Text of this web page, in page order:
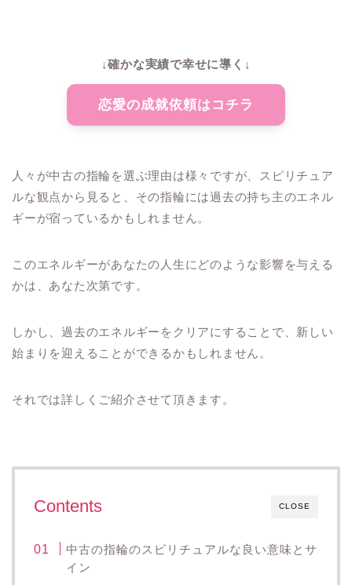
↓確かな実績で幸せに導く↓
恋愛の成就依頼はコチラ
人々が中古の指輪を選ぶ理由は様々ですが、スピリチュア
ルな観点から見ると、その指輪には過去の持ち主のエネル
ギーが宿っているかもしれません。
このエネルギーがあなたの人生にどのような影響を与える
かは、あなた次第です。
しかし、過去のエネルギーをクリアにすることで、新しい
始まりを迎えることができるかもしれません。
それでは詳しくご紹介させて頂きます。
CLOSE
Contents
中古の指輪のスピリチュアルな良い意味とサ
イン